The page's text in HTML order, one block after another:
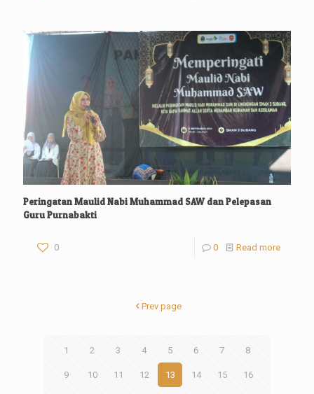
Peringatan Maulid Nabi Muhammad SAW dan Pelepasan
Guru Purnabakti
0 0 Read more
Prev page
1 2 3 4 5 6 7 8
9 10 11 12 13 14 15 16